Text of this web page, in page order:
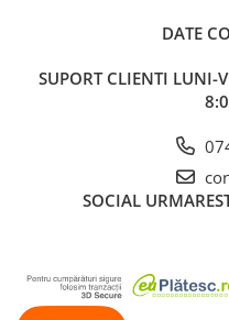
DATE
SUPORT CLIENTI LUNI-
SOCIAL